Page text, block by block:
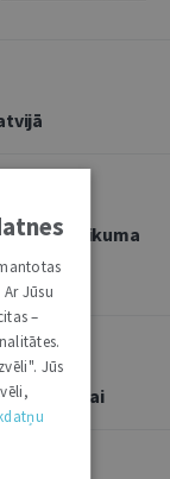
uzteikuma
Jūsu
–
Jūs